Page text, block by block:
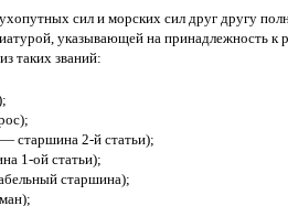
сил и морских сил друг другу
указывающей на принадлежность к
таких званий:
2-й статьи);
1-ой статьи);
старшина);